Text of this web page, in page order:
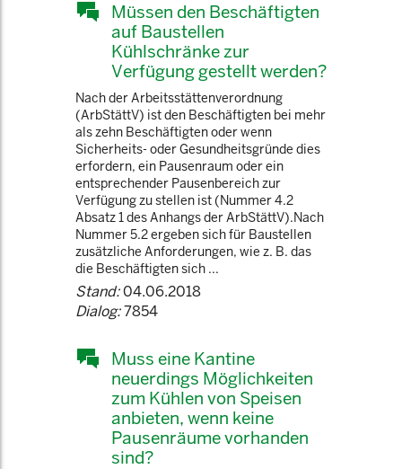
Müssen den Beschäftigten
auf Baustellen
Kühlschränke zur
Verfügung gestellt werden?
Nach der Arbeitsstättenverordnung
(ArbStättV) ist den Beschäftigten bei mehr
als zehn Beschäftigten oder wenn
Sicherheits- oder Gesundheitsgründe dies
erfordern, ein Pausenraum oder ein
entsprechender Pausenbereich zur
Verfügung zu stellen ist (Nummer 4.2
Absatz 1 des Anhangs der ArbStättV).Nach
Nummer 5.2 ergeben sich für Baustellen
zusätzliche Anforderungen, wie z. B. das
die Beschäftigten sich ...
Stand:04.06.2018
Dialog:7854
Muss eine Kantine
neuerdings Möglichkeiten
zum Kühlen von Speisen
anbieten, wenn keine
Pausenräume vorhanden
sind?